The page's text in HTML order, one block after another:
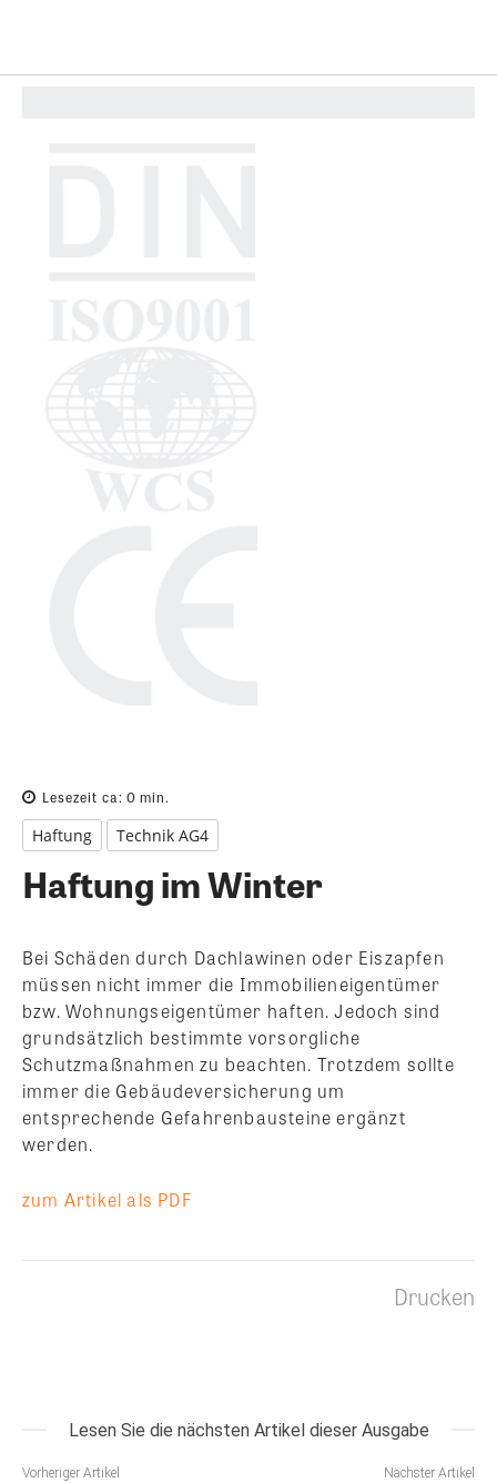
Lesezeit ca: 0 min.
Haftung Technik AG4
Haftung im Winter
Bei Schäden durch Dachlawinen oder Eiszapfen
müssen nicht immer die Immobilieneigentümer
bzw. Wohnungseigentümer haften. Jedoch sind
grundsätzlich bestimmte vorsorgliche
Schutzmaßnahmen zu beachten. Trotzdem sollte
immer die Gebäudeversicherung um
entsprechende Gefahrenbausteine ergänzt
werden.
zum Artikel als PDF
Drucken
Lesen Sie die nächsten Artikel dieser Ausgabe
Vorheriger Artikel Nächster Artikel